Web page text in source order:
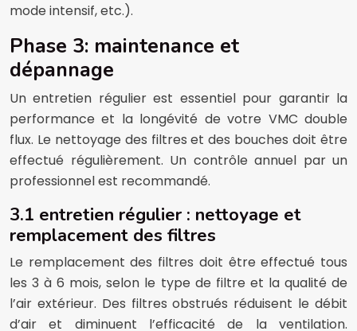
mode intensif, etc.).
Phase 3: maintenance et
dépannage
Un entretien régulier est essentiel pour garantir la
performance et la longévité de votre VMC double
flux. Le nettoyage des filtres et des bouches doit être
effectué régulièrement. Un contrôle annuel par un
professionnel est recommandé.
3.1 entretien régulier : nettoyage et
remplacement des filtres
Le remplacement des filtres doit être effectué tous
les 3 à 6 mois, selon le type de filtre et la qualité de
l’air extérieur. Des filtres obstrués réduisent le débit
d’air et diminuent l’efficacité de la ventilation.